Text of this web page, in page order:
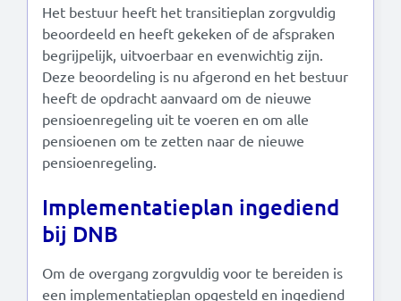
Het bestuur heeft het transitieplan zorgvuldig
beoordeeld en heeft gekeken of de afspraken
begrijpelijk, uitvoerbaar en evenwichtig zijn.
Deze beoordeling is nu afgerond en het bestuur
heeft de opdracht aanvaard om de nieuwe
pensioenregeling uit te voeren en om alle
pensioenen om te zetten naar de nieuwe
pensioenregeling.
Implementatieplan ingediend
bij DNB
Om de overgang zorgvuldig voor te bereiden is
een implementatieplan opgesteld en ingediend